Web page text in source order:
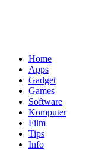
Home
Apps
Gadget
Games
Software
Komputer
Film
Tips
Info